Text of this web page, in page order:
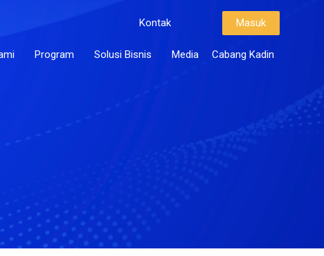
Kontak Masuk
Program Solusi Bisnis Media Cabang Kadin